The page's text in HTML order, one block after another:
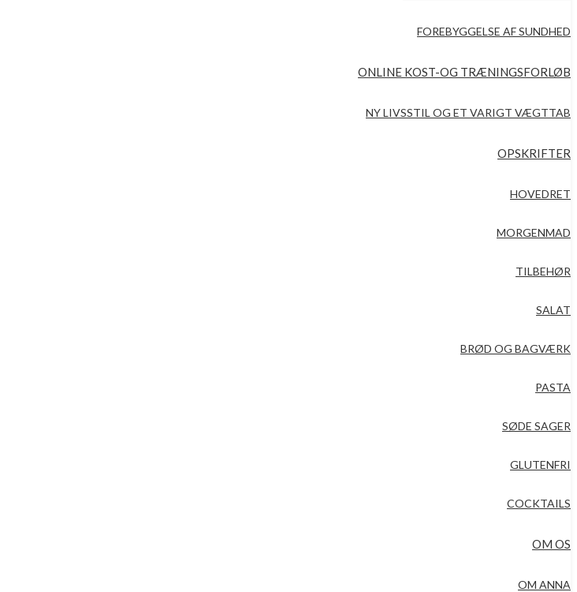
FOREBYGGELSE AF SUNDHED
ONLINE KOST-OG TRÆNINGSFORLØB
NY LIVSSTIL OG ET VARIGT VÆGTTAB
OPSKRIFTER
HOVEDRET
MORGENMAD
TILBEHØR
SALAT
BRØD OG BAGVÆRK
PASTA
SØDE SAGER
GLUTENFRI
COCKTAILS
OM OS
OM ANNA